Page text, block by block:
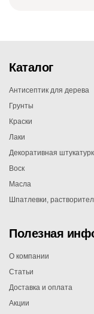
Каталог
Антисептик для дерева
Грунты
Краски
Лаки
Декоративная
Воск
Масла
Шпатлевки,
Полезная
О компании
Статьи
Доставка и оплата
Акции